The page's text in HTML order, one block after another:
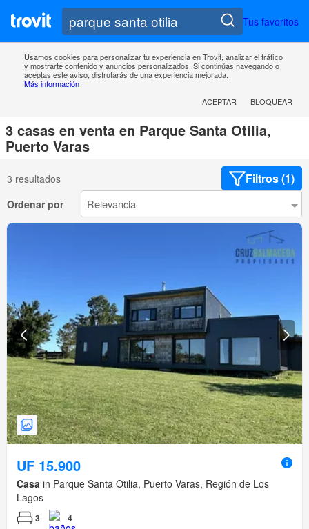
Tus favoritos
Usamos cookies para personalizar tu experiencia en Trovit, analizar el tráfico
y mostrarte contenido y anuncios personalizados. Si continúas navegando o
aceptas este aviso, disfrutarás de una experiencia mejorada.
Más información
ACEPTAR
BLOQUEAR
3 casas en venta en Parque Santa Otilia,
Puerto Varas
3 resultados Filtros (1)
Ordenar por
UF 15.900
Casa in Parque Santa Otilia, Puerto Varas, Región de Los
Lagos
3 4